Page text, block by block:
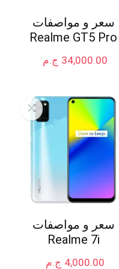
سعر و مواصفات
Realme GT5 Pro
ج.م 34,000.00
سعر و مواصفات
Realme 7i
ج.م 4,000.00